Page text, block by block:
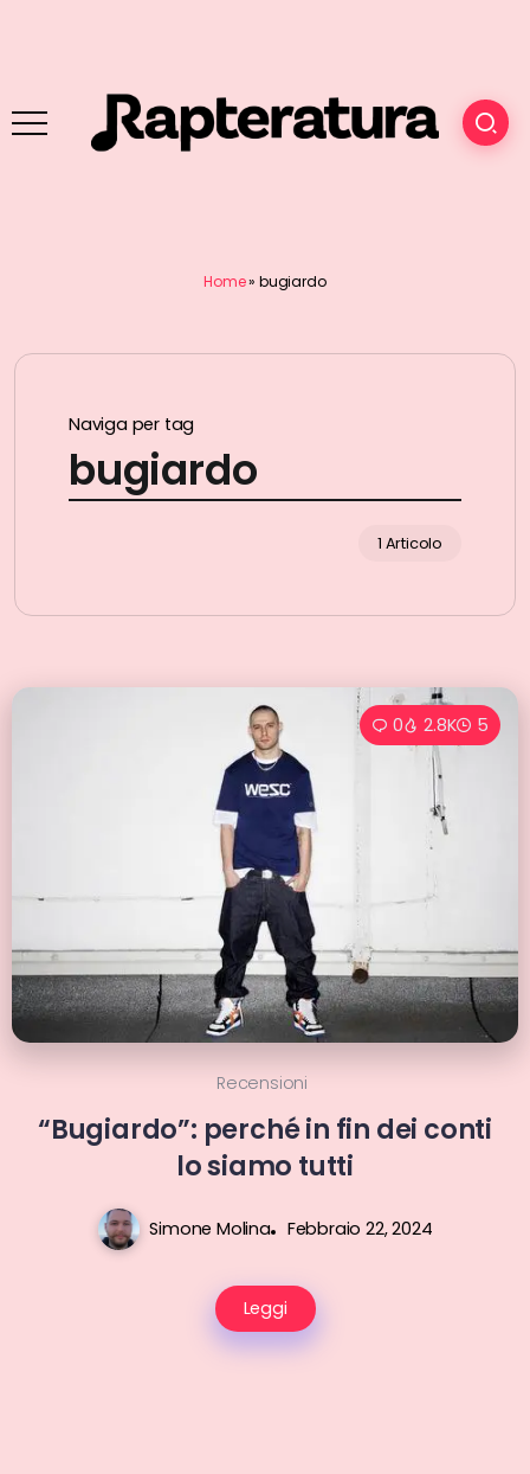
Home»bugiardo
Naviga per tag
bugiardo
1 Articolo
0 2.8K 5
Recensioni
“Bugiardo”: perché in fin dei conti
lo siamo tutti
Simone Molina Febbraio 22, 2024
Leggi